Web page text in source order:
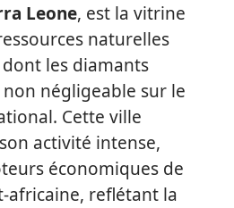
Leone, est la vitrine
naturelles
les diamants
négligeable sur le
Cette ville
activité intense,
économiques de
africaine, reflétant la